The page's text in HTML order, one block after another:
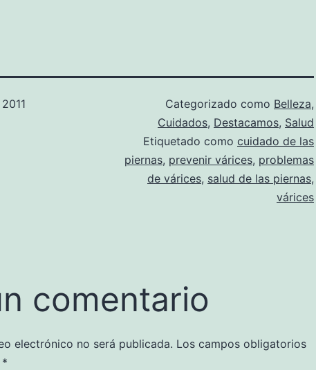
Categorizado como Belleza,
Cuidados, Destacamos, Salud
Etiquetado como cuidado de las
piernas, prevenir várices, problemas
de várices, salud de las piernas,
várices
comentario
electrónico no será publicada. Los campos obligatorios
*